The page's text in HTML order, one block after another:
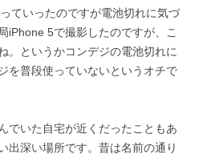
ていったのですが電池切れに気づ
iPhone 5で撮影したのですが、こ
。というかコンデジの電池切れに
を普段使っていないというオチで
でいた自宅が近くだったこともあ
出深い場所です。昔は名前の通り